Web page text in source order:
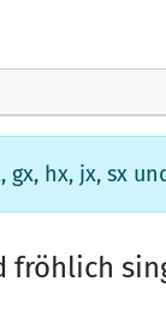
hx, jx, sx
fröhlich